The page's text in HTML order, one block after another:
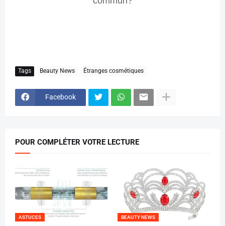
Tags Beauty News Étranges cosmétiques
Facebook
POUR COMPLÉTER VOTRE LECTURE
ASTUCES BEAUTY NEWS